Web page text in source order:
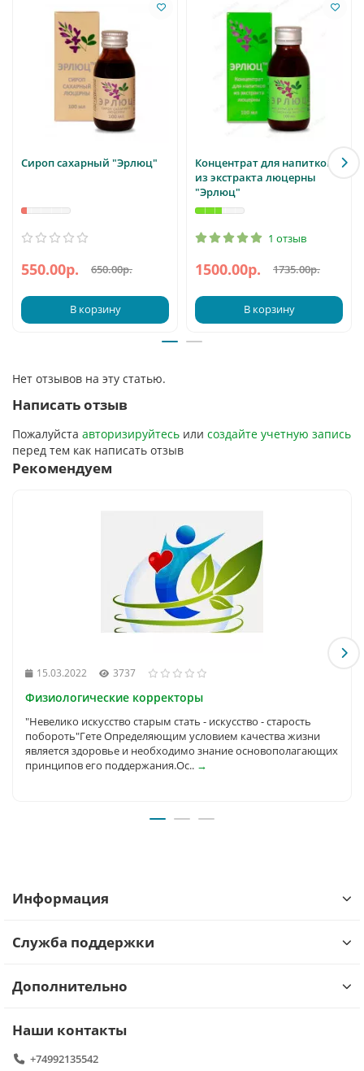
Сироп сахарный "Эрлюц"
550.00р. 650.00р.
В корзину
Концентрат для напитков
из экстракта люцерны
"Эрлюц"
1 отзыв
1500.00р. 1735.00р.
В корзину
Нет отзывов на эту статью.
Написать отзыв
Пожалуйста авторизируйтесь или создайте учетную запись
перед тем как написать отзыв
Рекомендуем
15.03.2022 3737
Физиологические корректоры
"Невелико искусство старым стать - искусство - старость
побороть"Гете Определяющим условием качества жизни
является здоровье и необходимо знание основополагающих
принципов его поддержания.Ос.. →
Информация
Служба поддержки
Дополнительно
Наши контакты
+74992135542